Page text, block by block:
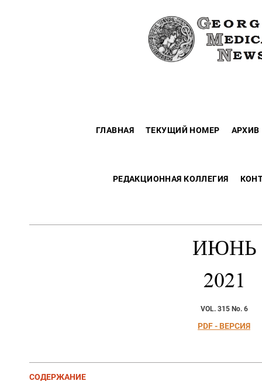
ГЛАВНАЯ ТЕКУЩИЙ НОМЕР АРХИВ
РЕДАКЦИОННАЯ КОЛЛЕГИЯ
ИЮНЬ
2021
VOL. 315 No. 6
PDF - ВЕРСИЯ
СОДЕРЖАНИЕ